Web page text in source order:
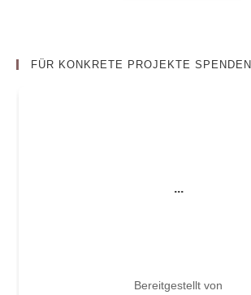
FÜR KONKRETE PROJEKTE SPENDEN